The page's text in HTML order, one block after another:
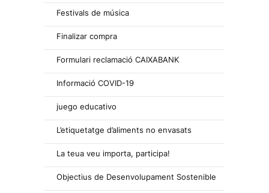
Festivals de música
Finalizar compra
Formulari reclamació CAIXABANK
Informació COVID-19
juego educativo
L’etiquetatge d’aliments no envasats
La teua veu importa, participa!
Objectius de Desenvolupament Sostenible